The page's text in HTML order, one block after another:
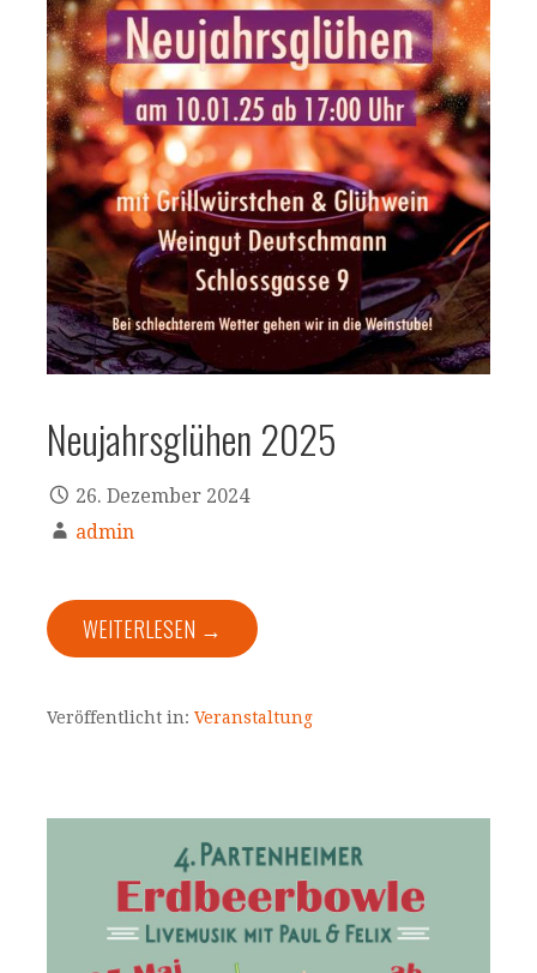
Neujahrsglühen 2025
26. Dezember 2024
admin
WEITERLESEN →
Veröffentlicht in: Veranstaltung